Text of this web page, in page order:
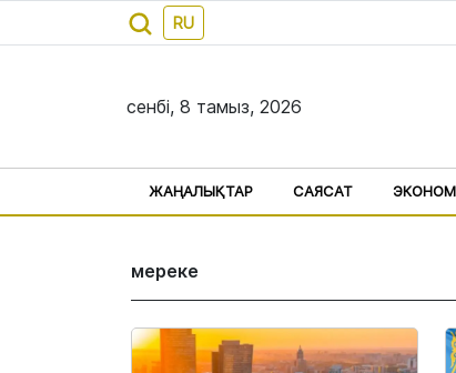
RU
сенбі, 8 тамыз, 2026
ЖАҢАЛЫҚТАР САЯСАТ
мереке